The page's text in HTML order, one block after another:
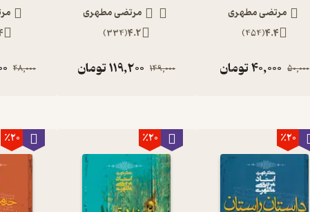
مرتضی مطهری
4.4
(
454
)
50,000
40,000تومان
مرتضی مطهری
4.2
(
334
)
149,000
119,200تومان 48,000
٪20 ٪20 ٪20